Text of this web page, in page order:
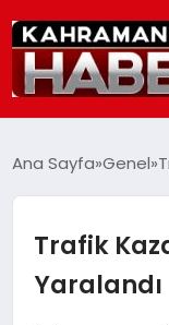
SIYASET
EĞITIM
Ana Sayfa Genel
Trafik
Yaralandı